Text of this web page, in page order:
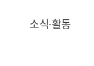
소식∙활동